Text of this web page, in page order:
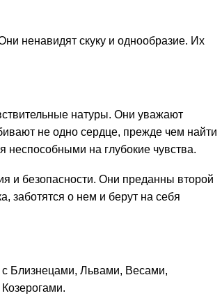
ненавидят скуку и однообразие. Их
натуры. Они уважают
не одно сердце, прежде чем найти
неспособными на глубокие чувства.
и безопасности. Они преданны второй
заботятся о нем и берут на себя
Близнецами, Львами, Весами,